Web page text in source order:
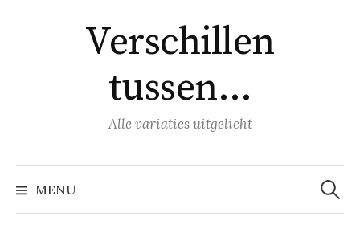
Verschillen
tussen…
Alle variaties uitgelicht
MENU
Zoeken
naar: